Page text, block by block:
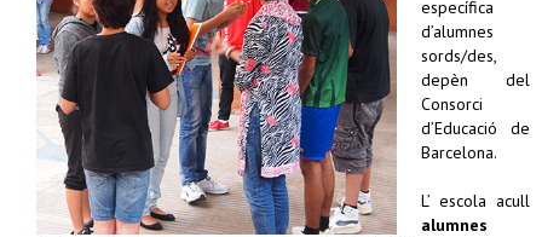
específica
d’alumnes
sords/des,
depèn del
Consorci
d’Educació de
Barcelona.
L’ escola acull
alumnes